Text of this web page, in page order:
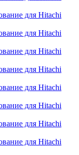
для Hitachi
для Hitachi
для Hitachi
для Hitachi
для Hitachi
для Hitachi
для Hitachi
для Hitachi